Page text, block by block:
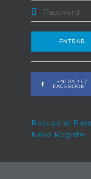
ENTRAR
ENTRAR C/
FACEBOOK
Recuperar
Novo Registo